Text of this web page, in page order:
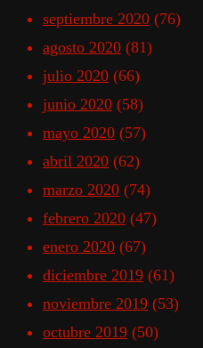
septiembre 2020 (76)
agosto 2020 (81)
julio 2020 (66)
junio 2020 (58)
mayo 2020 (57)
abril 2020 (62)
marzo 2020 (74)
febrero 2020 (47)
enero 2020 (67)
diciembre 2019 (61)
noviembre 2019 (53)
octubre 2019 (50)